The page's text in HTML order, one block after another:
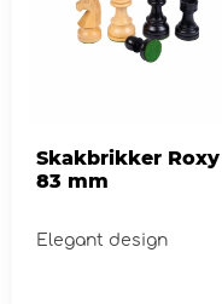
Skakbrikker Roxy
83 mm
Elegant design